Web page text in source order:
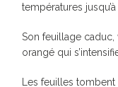
températures jusqu’à
Son feuillage caduc,
orangé qui
Les feuilles